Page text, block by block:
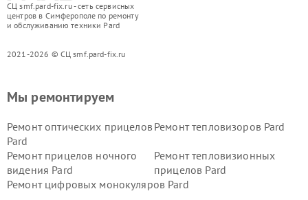
СЦ smf.pard-fix.ru - сеть сервисных
центров в Симферополе по ремонту
и обслуживанию техники Pard
2021-2026 © СЦ smf.pard-fix.ru
Мы ремонтируем
Ремонт оптических прицелов
Pard
Ремонт тепловизоров Pard
Ремонт прицелов ночного
видения Pard
Ремонт тепловизионных
прицелов Pard
Ремонт цифровых монокуляров Pard